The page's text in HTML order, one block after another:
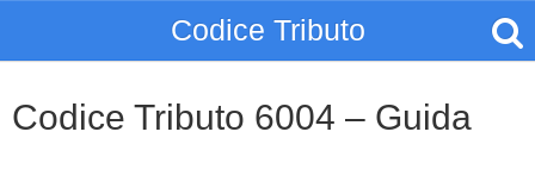
Codice Tributo
Codice Tributo 6004 – Guida